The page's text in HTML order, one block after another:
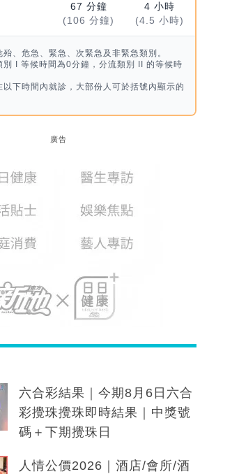
67 分鐘
(106 分鐘)
4 小時
(4.5 小時)
、危急、緊急、次緊急及非緊急類別。
別 I 等候時間為0分鐘，分流類別 II 的等候時
以下時間內就診，大部份人可於括號內顯示的
廣告
六合彩結果｜今期8月6日六合
彩攪珠攪珠即時結果｜中獎號
碼＋下期攪珠日
人情公價2026｜酒店/會所/酒